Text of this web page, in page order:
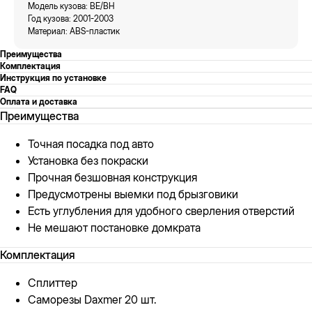
Модель кузова: BE/BH
Год кузова: 2001-2003
Материал: ABS-пластик
Преимущества
Комплектация
Инструкция по установке
FAQ
Оплата и доставка
Преимущества
Точная посадка под авто
Установка без покраски
Прочная безшовная конструкция
Предусмотрены выемки под брызговики
Есть углубления для удобного сверления отверстий
Не мешают постановке домкрата
Комплектация
Сплиттер
Саморезы Daxmer 20 шт.